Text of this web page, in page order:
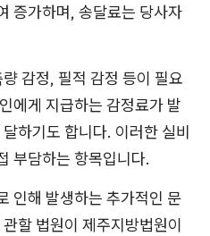
증가하며, 송달료는 당사자
감정, 필적 감정 등이 필요
에게 지급하는 감정료가 발
하기도 합니다. 이러한 실비
부담하는 항목입니다.
인해 발생하는 추가적인 문
할 법원이 제주지방법원이